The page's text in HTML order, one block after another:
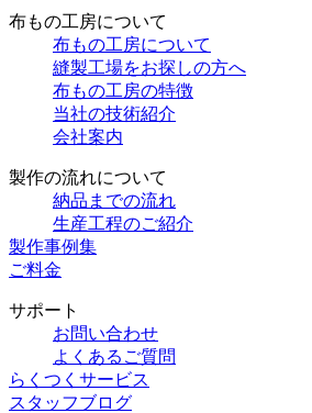
布もの工房について
布もの工房について
縫製工場をお探しの方へ
布もの工房の特徴
当社の技術紹介
会社案内
製作の流れについて
納品までの流れ
生産工程のご紹介
製作事例集
ご料金
サポート
お問い合わせ
よくあるご質問
らくつくサービス
スタッフブログ